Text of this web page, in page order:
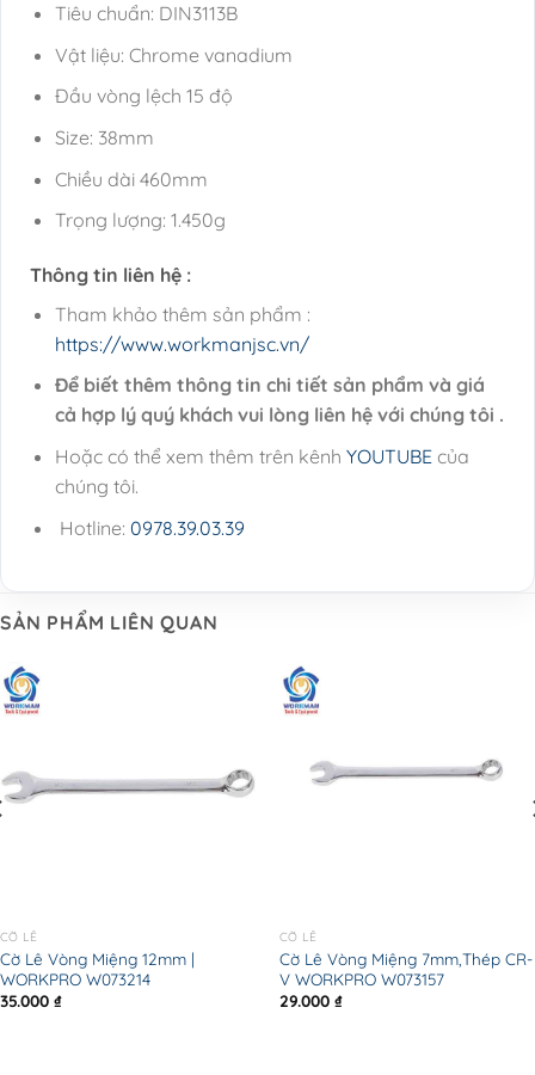
Tiêu chuẩn: DIN3113B
Vật liệu: Chrome vanadium
Đầu vòng lệch 15 độ
Size: 38mm
Chiều dài 460mm
Trọng lượng: 1.450g
Thông tin liên hệ :
Tham khảo thêm sản phẩm :
https://www.workmanjsc.vn/
Để biết thêm thông tin chi tiết sản phẩm và giá
cả hợp lý quý khách vui lòng liên hệ với chúng tôi .
Hoặc có thể xem thêm trên kênh YOUTUBEcủa
chúng tôi.
Hotline: 0978.39.03.39
SẢN PHẨM LIÊN QUAN
CỜ LÊ
Cờ Lê Vòng Miệng 12mm |
WORKPRO W073214
35.000 ₫
CỜ LÊ
Cờ Lê Vòng Miệng 7mm,Thép CR-
V WORKPRO W073157
29.000 ₫